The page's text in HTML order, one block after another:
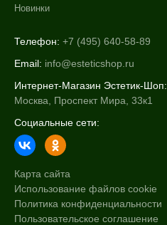
Новинки
Телефон: +7 (495) 640-58-89
Email: info@esteticshop.ru
Интернет-Магазин Эстетик-Шоп:
Москва, Проспект Мира, 33к1
Социальные сети:
Карта сайта
Использование файлов cookie
Политика конфиденциальности
Пользовательское соглашение